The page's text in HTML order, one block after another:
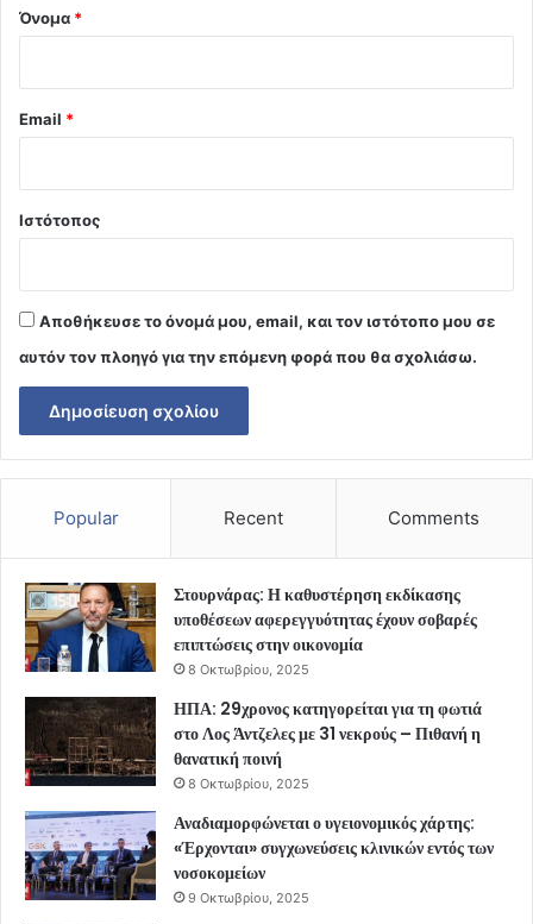
Όνομα *
Email *
Ιστότοπος
Αποθήκευσε το όνομά μου, email, και τον ιστότοπο μου σε
αυτόν τον πλοηγό για την επόμενη φορά που θα σχολιάσω.
Popular Recent Comments
Στουρνάρας: Η καθυστέρηση εκδίκασης
υποθέσεων αφερεγγυότητας έχουν σοβαρές
επιπτώσεις στην οικονομία
8 Οκτωβρίου, 2025
ΗΠΑ: 29χρονος κατηγορείται για τη φωτιά
στο Λος Άντζελες με 31 νεκρούς – Πιθανή η
θανατική ποινή
8 Οκτωβρίου, 2025
Αναδιαμορφώνεται ο υγειονομικός χάρτης:
«Έρχονται» συγχωνεύσεις κλινικών εντός των
νοσοκομείων
9 Οκτωβρίου, 2025